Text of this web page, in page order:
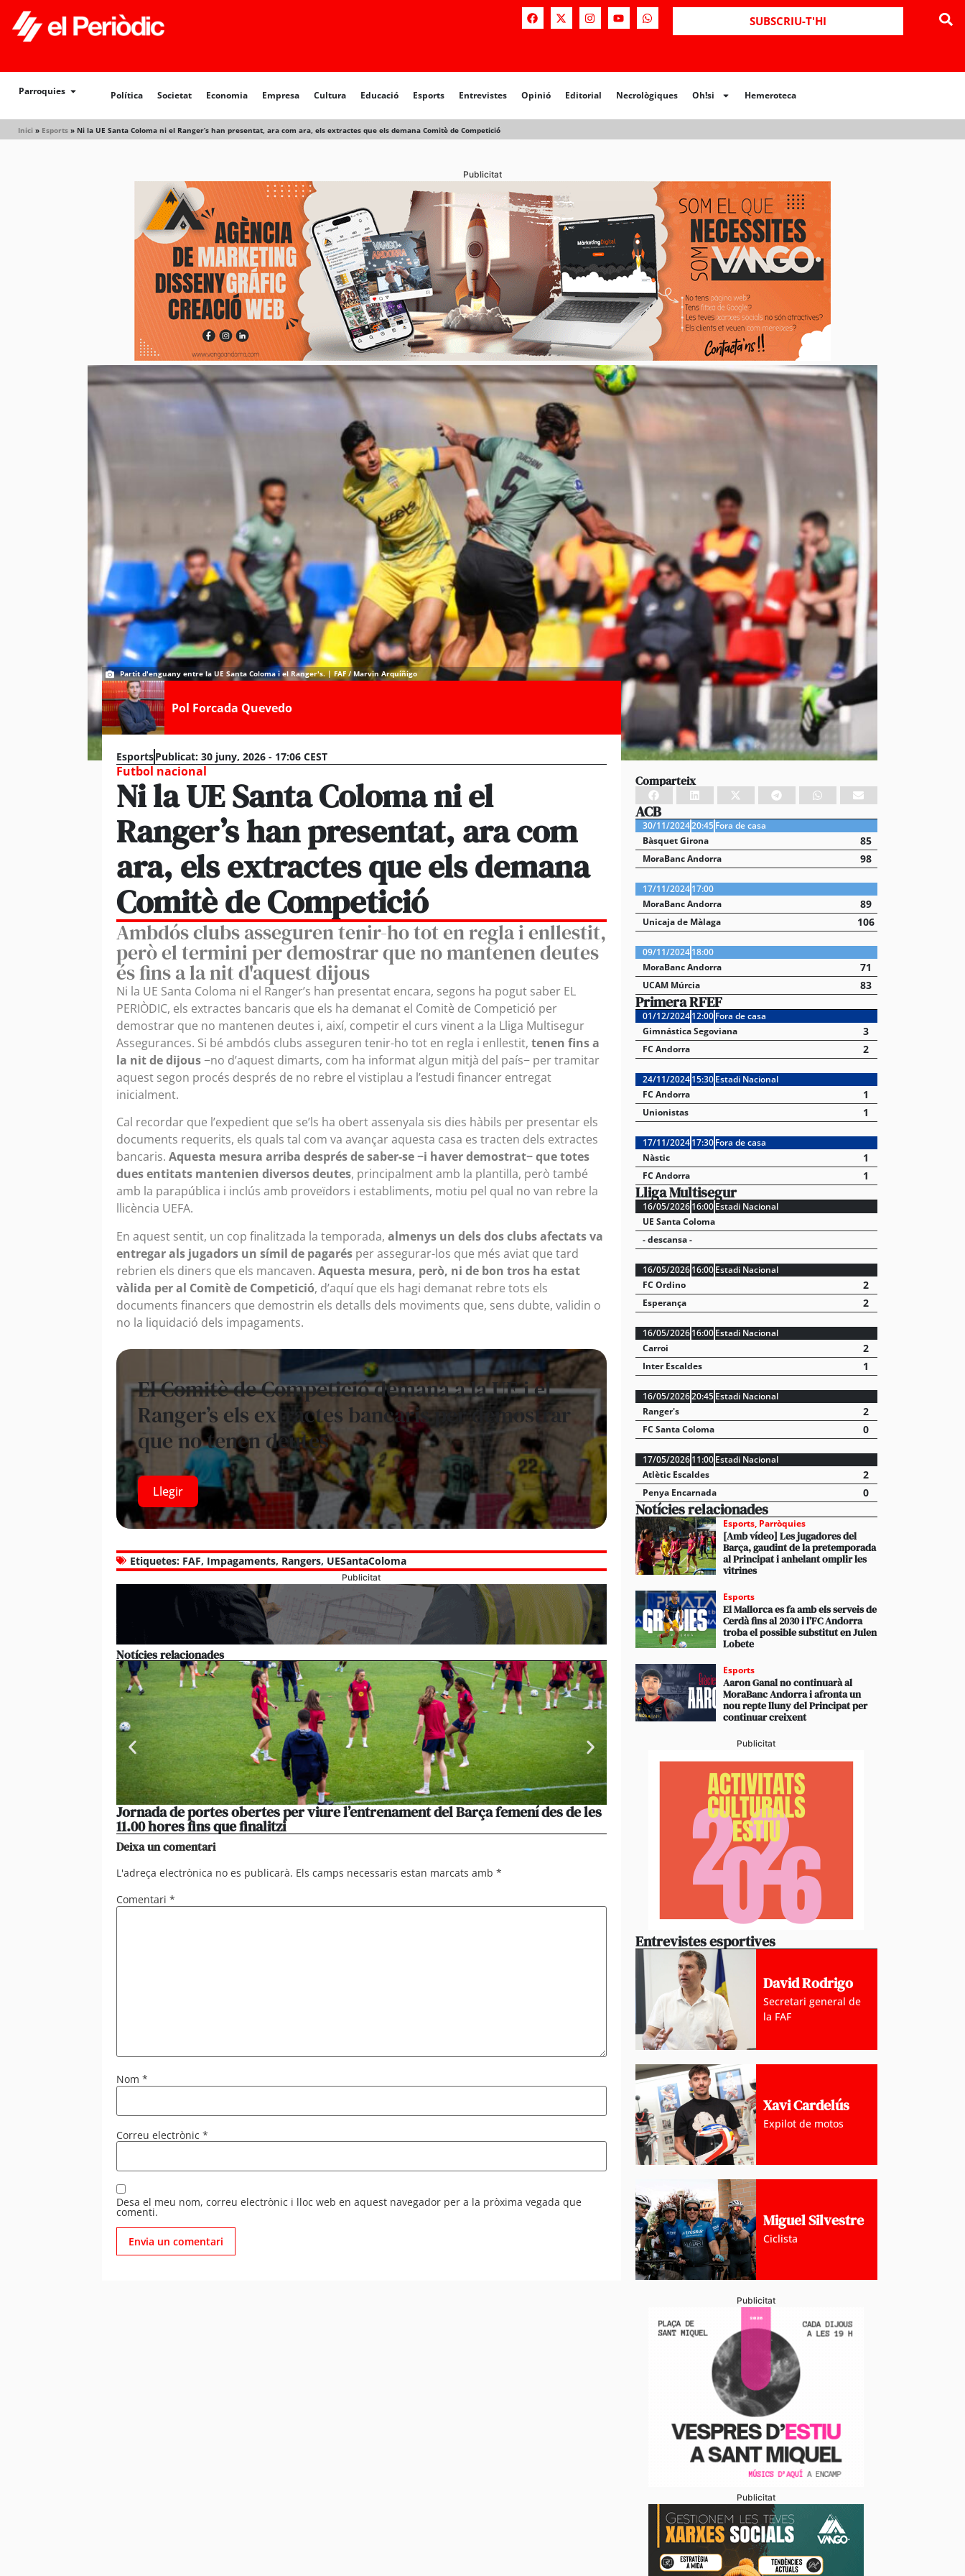
SUBSCRIU-T'HI
Parroquies Política Societat Economia Empresa Cultura Educació Esports Entrevistes Opinió Editorial Necrològiques Oh!si Hemeroteca
Inici » Esports » Ni la UE Santa Coloma ni el Ranger’s han presentat, ara com ara, els extractes que els demana Comitè de Competició
Política Societat Opinió Editorial Necrològiques Hemeroteca
Publicitat
Partit d'enguany entre la UE Santa Coloma i el Ranger's. | FAF / Marvin Arquíñigo
Pol Forcada Quevedo
EsportsPublicat: 30 juny, 2026 - 17:06 CEST
Futbol nacional
Ni la UE Santa Coloma ni el
Ranger’s han presentat, ara com
ara, els extractes que els demana
Comitè de Competició
Ambdós clubs asseguren tenir-ho tot en regla i enllestit,
però el termini per demostrar que no mantenen deutes
és fins a la nit d'aquest dijous
Ni la UE Santa Coloma ni el Ranger’s han presentat encara, segons ha pogut saber EL
PERIÒDIC, els extractes bancaris que els ha demanat el Comitè de Competició per
demostrar que no mantenen deutes i, així, competir el curs vinent a la Lliga Multisegur
Assegurances. Si bé ambdós clubs asseguren tenir-ho tot en regla i enllestit, tenen fins a
la nit de dijous−no d’aquest dimarts, com ha informat algun mitjà del país− per tramitar
aquest segon procés després de no rebre el vistiplau a l’estudi financer entregat
inicialment.
Cal recordar que l’expedient que se’ls ha obert assenyala sis dies hàbils per presentar els
documents requerits, els quals tal com va avançar aquesta casa es tracten dels extractes
bancaris. Aquesta mesura arriba després de saber-se −i haver demostrat− que totes
dues entitats mantenien diversos deutes, principalment amb la plantilla, però també
amb la parapública i inclús amb proveïdors i establiments, motiu pel qual no van rebre la
llicència UEFA.
En aquest sentit, un cop finalitzada la temporada, almenys un dels dos clubs afectats va
entregar als jugadors un símil de pagarés per assegurar-los que més aviat que tard
rebrien els diners que els mancaven. Aquesta mesura, però, ni de bon tros ha estat
vàlida per al Comitè de Competició, d’aquí que els hagi demanat rebre tots els
documents financers que demostrin els detalls dels moviments que, sens dubte, validin o
no la liquidació dels impagaments.
El Comitè de Competició demana a la UE i el
Ranger’s els extractes bancaris per demostrar
que no tenen deutes
Llegir
Etiquetes: FAF, Impagaments, Rangers, UESantaColoma
Publicitat
Notícies relacionades
Jornada de portes obertes per viure l’entrenament del Barça femení des de les
11.00 hores fins que finalitzi
La pèrdua de presència del català en el sector turístic
més les queixes de residents i visitants
Deixa un comentari
L'adreça electrònica no es publicarà. Els camps necessaris estan marcats amb *
Comentari *
Nom *
Correu electrònic *
Desa el meu nom, correu electrònic i lloc web en aquest navegador per a la pròxima vegada que
comenti.
Comparteix
ACB
30/11/202420:45 Fora de casa
Bàsquet Girona
85
MoraBanc Andorra 98
17/11/2024 17:00
MoraBanc Andorra
89
Unicaja de Màlaga 106
09/11/2024 18:00
MoraBanc Andorra
71
UCAM Múrcia 83
Primera RFEF
01/12/2024 12:00 Fora de casa
Gimnástica Segoviana
3
FC Andorra 2
24/11/2024 15:30 Estadi Nacional
FC Andorra
1
Unionistas 1
17/11/2024 17:30 Fora de casa
Nàstic
1
FC Andorra 1
Lliga Multisegur
16/05/2026 16:00 Estadi Nacional
UE Santa Coloma
- descansa -
16/05/2026 16:00 Estadi Nacional
FC Ordino
2
Esperança 2
16/05/2026 16:00 Estadi Nacional
Carroi
2
Inter Escaldes 1
16/05/202620:45 Estadi Nacional
Ranger's
2
FC Santa Coloma 0
17/05/2026 11:00 Estadi Nacional
Atlètic Escaldes
2
Penya Encarnada 0
Notícies relacionades
Esports, Parròquies
[Amb vídeo] Les jugadores del
Barça, gaudint de la pretemporada
al Principat i anhelant omplir les
vitrines
Esports
El Mallorca es fa amb els serveis de
Cerdà fins al 2030 i l’FC Andorra
troba el possible substitut en Julen
Lobete
Esports
Aaron Ganal no continuarà al
MoraBanc Andorra i afronta un
nou repte lluny del Principat per
continuar creixent
Publicitat
Entrevistes esportives
David Rodrigo
Secretari general de
la FAF
Xavi Cardelús
Expilot de motos
Miguel Silvestre
Ciclista
Publicitat
Publicitat